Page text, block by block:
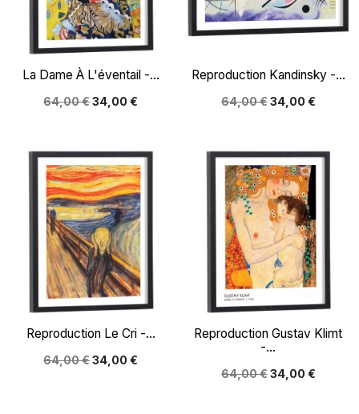
La Dame À L'éventail -...
64,00 €34,00 €
Reproduction Kandinsky -...
64,00 €34,00 €
Reproduction Le Cri -...
64,00 €34,00 €
Reproduction Gustav Klimt
-...
64,00 €34,00 €